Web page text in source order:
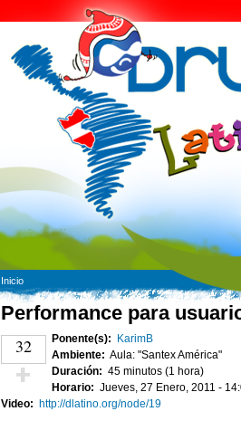
Inicio
Performance para
32
¡Vota positivo!
Ponente(s):
KarimB
Ambiente: Aula: "Santex América"
Duración: 45 minutos (1 hora)
Horario: Jueves, 27 Enero, 2011 -
Video: http://dlatino.org/node/19